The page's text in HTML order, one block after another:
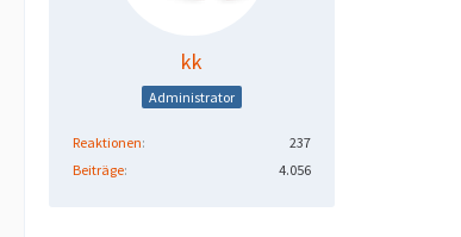
kk
Administrator
Reaktionen
237
Beiträge
4.056